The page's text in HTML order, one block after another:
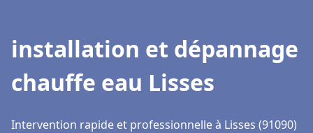
installation et dépannage
chauffe eau Lisses
Intervention rapide et professionnelle à Lisses (91090)